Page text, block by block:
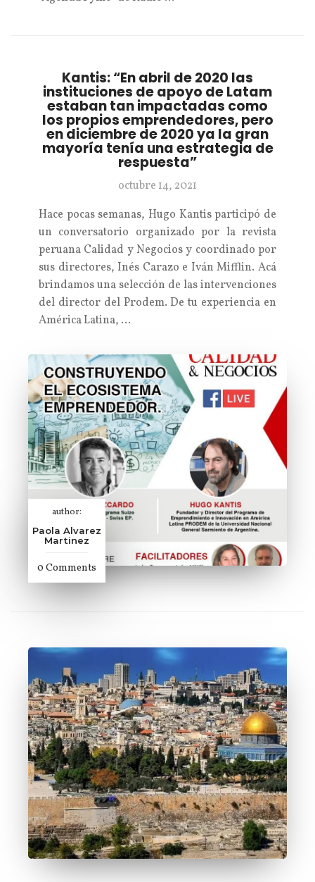
Kantis: “En abril de 2020 las
instituciones de apoyo de Latam
estaban tan impactadas como
los propios emprendedores, pero
en diciembre de 2020 ya la gran
mayoría tenía una estrategia de
respuesta”
octubre 14, 2021
Hace pocas semanas, Hugo Kantis participó de
un conversatorio organizado por la revista
peruana Calidad y Negocios y coordinado por
sus directores, Inés Carazo e Iván Mifflin. Acá
brindamos una selección de las intervenciones
del director del Prodem. De tu experiencia en
América Latina, …
author:
Paola Alvarez
Martinez
0 Comments